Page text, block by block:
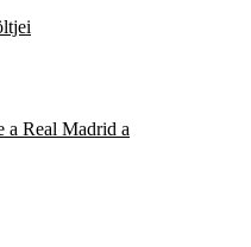
a Real Madrid a